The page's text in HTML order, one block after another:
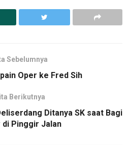
Sebelumnya
Oper ke Fred Sih
Berikutnya
Ditanya SK saat Bagi
di Pinggir Jalan